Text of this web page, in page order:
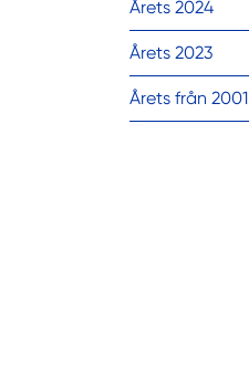
Årets 2024
Årets 2023
Årets från 2001